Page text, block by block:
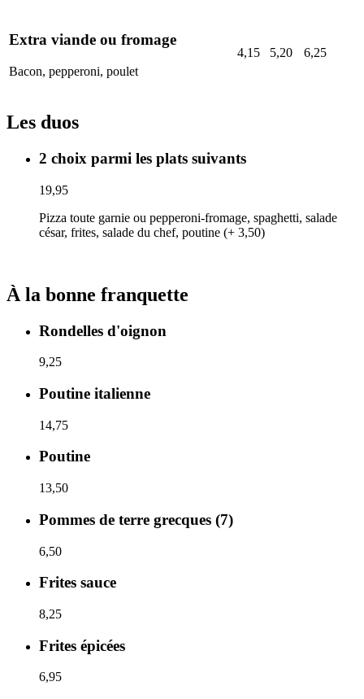
Extra viande ou fromage
Bacon, pepperoni, poulet
4,15 5,20 6,25
Les duos
2 choix parmi les plats suivants
19,95
Pizza toute garnie ou pepperoni-fromage, spaghetti, salade
césar, frites, salade du chef, poutine (+ 3,50)
À la bonne franquette
Rondelles d'oignon
9,25
Poutine italienne
14,75
Poutine
13,50
Pommes de terre grecques (7)
6,50
Frites sauce
8,25
Frites épicées
6,95